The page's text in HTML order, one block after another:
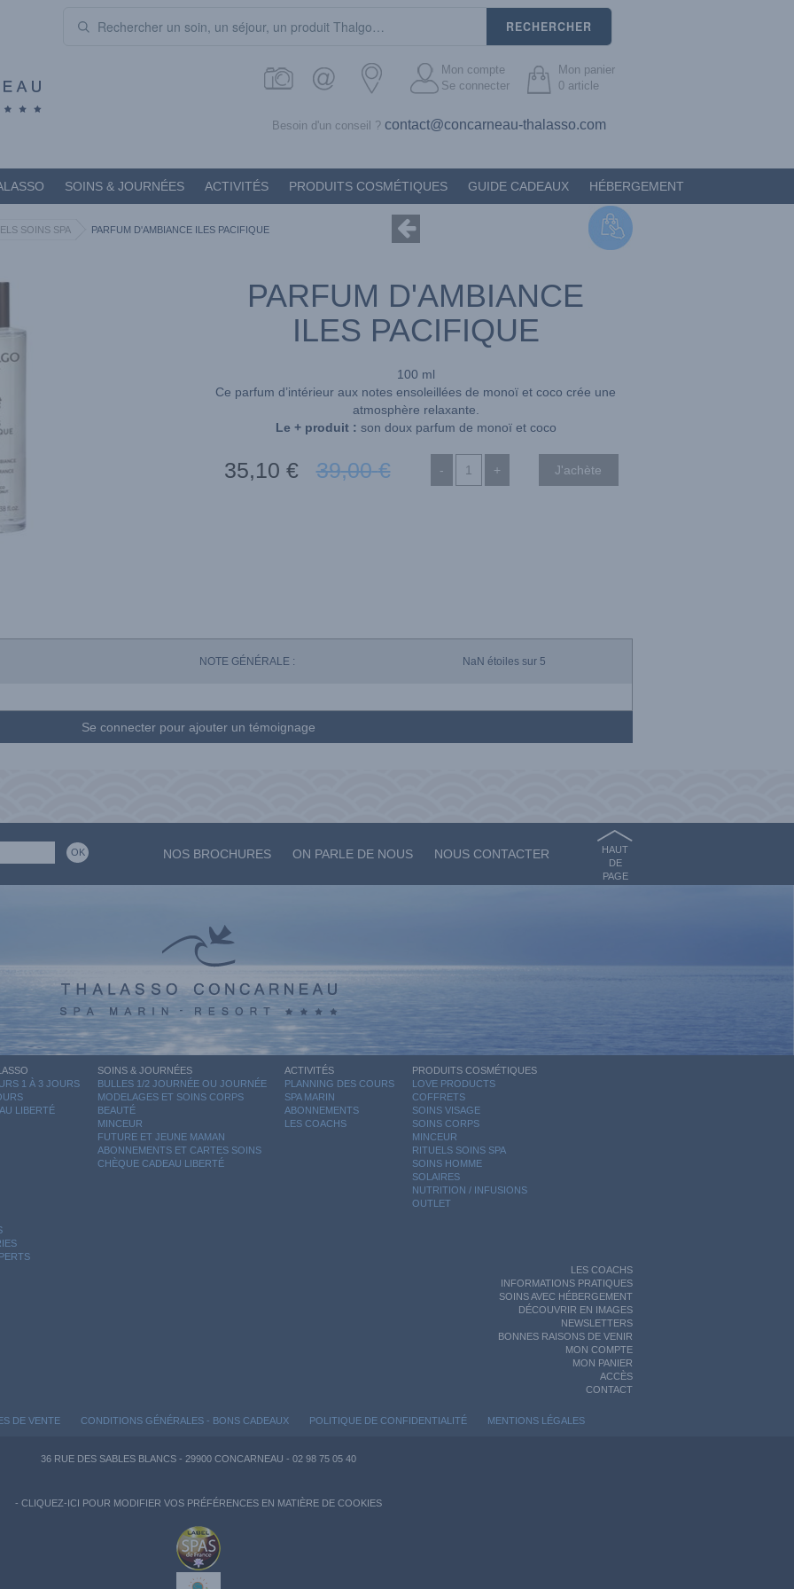
SOINS & JOURNÉES ACTIVITÉS PRODUITS COSMÉTIQUES GUIDE CADEAUX HÉBERGEMENT
Besoin d'un conseil ? contact@concarneau-thalasso.com
RECHERCHER
Mon compte
Se connecter
Mon panier
0 article
SOINS SPA PARFUM D'AMBIANCE ILES PACIFIQUE
PARFUM D'AMBIANCE
ILES PACIFIQUE
100 ml
Ce parfum d’intérieur aux notes ensoleillées de monoï et coco crée une
atmosphère relaxante.
Le + produit : son doux parfum de monoï et coco
35,10 € 39,00 € - +
NOTE GÉNÉRALE : NaN étoiles sur 5
Se connecter pour ajouter un témoignage
NOS BROCHURES ON PARLE DE NOUS NOUS CONTACTER
HAUT
DE
PAGE
1 À 3 JOURS
LIBERTÉ
SOINS & JOURNÉES
BULLES 1/2 JOURNÉE OU JOURNÉE
MODELAGES ET SOINS CORPS
BEAUTÉ
MINCEUR
FUTURE ET JEUNE MAMAN
ABONNEMENTS ET CARTES SOINS
CHÈQUE CADEAU LIBERTÉ
ACTIVITÉS
PLANNING DES COURS
SPA MARIN
ABONNEMENTS
LES COACHS
PRODUITS COSMÉTIQUES
LOVE PRODUCTS
COFFRETS
SOINS VISAGE
SOINS CORPS
MINCEUR
RITUELS SOINS SPA
SOINS HOMME
SOLAIRES
NUTRITION / INFUSIONS
OUTLET
LES COACHS
INFORMATIONS PRATIQUES
SOINS AVEC HÉBERGEMENT
DÉCOUVRIR EN IMAGES
NEWSLETTERS
BONNES RAISONS DE VENIR
MON COMPTE
MON PANIER
ACCÈS
CONTACT
DE VENTE CONDITIONS GÉNÉRALES - BONS CADEAUX POLITIQUE DE CONFIDENTIALITÉ MENTIONS LÉGALES
36 RUE DES SABLES BLANCS - 29900 CONCARNEAU - 02 98 75 05 40
- CLIQUEZ-ICI POUR MODIFIER VOS PRÉFÉRENCES EN MATIÈRE DE COOKIES